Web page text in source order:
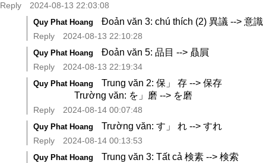
Reply 2024-08-13 22:03:08
Quy Phat Hoang Đoản văn 3: chú thích (2) 異議 --> 意識
Reply 2024-08-13 22:10:28
Quy Phat Hoang Đoản văn 5: 品目 --> 贔屓
Reply 2024-08-13 22:19:34
Quy Phat Hoang
Trung văn 2: 保」 存 --> 保存
Trường văn: を」磨 --> を磨
Reply 2024-08-14 00:07:48
Quy Phat Hoang Trường văn: す」 れ --> すれ
Reply 2024-08-14 00:13:53
Quy Phat Hoang Trung văn 3: Tất cả 検素 --> 検索